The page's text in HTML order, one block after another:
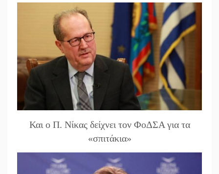
Και ο Π. Νίκας δείχνει τον ΦοΔΣΑ για τα
«σπιτάκια»